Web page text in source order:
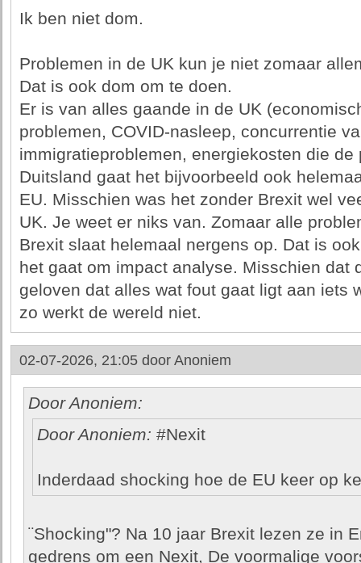
Ik ben niet dom.
Problemen in de UK kun je niet zomaar
Dat is ook dom om te doen.
Er is van alles gaande in de UK
problemen, COVID-nasleep, concurrentie
immigratieproblemen, energiekosten die
Duitsland gaat het bijvoorbeeld ook
EU. Misschien was het zonder Brexit wel
UK. Je weet er niks van. Zomaar alle
Brexit slaat helemaal nergens op. Dat is
het gaat om impact analyse. Misschien dat
geloven dat alles wat fout gaat ligt aan iets
zo werkt de wereld niet.
02-07-2026, 21:05 door Anoniem
Door Anoniem:
Door Anoniem: #Nexit
Inderdaad shocking hoe de EU keer op
¨Shocking"? Na 10 jaar Brexit lezen ze in
gedrens om een Nexit, De voormalige